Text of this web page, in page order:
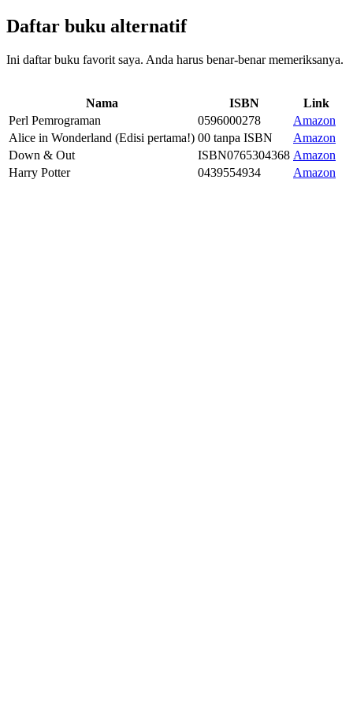
Daftar buku alternatif
Ini daftar buku favorit saya. Anda harus benar-benar memeriksanya.
Nama ISBN
Link
Perl Pemrograman
0596000278
Amazon
Alice in Wonderland (Edisi pertama!) 00 tanpa ISBN
Amazon
Down & Out
ISBN0765304368 Amazon
Harry Potter
0439554934 Amazon